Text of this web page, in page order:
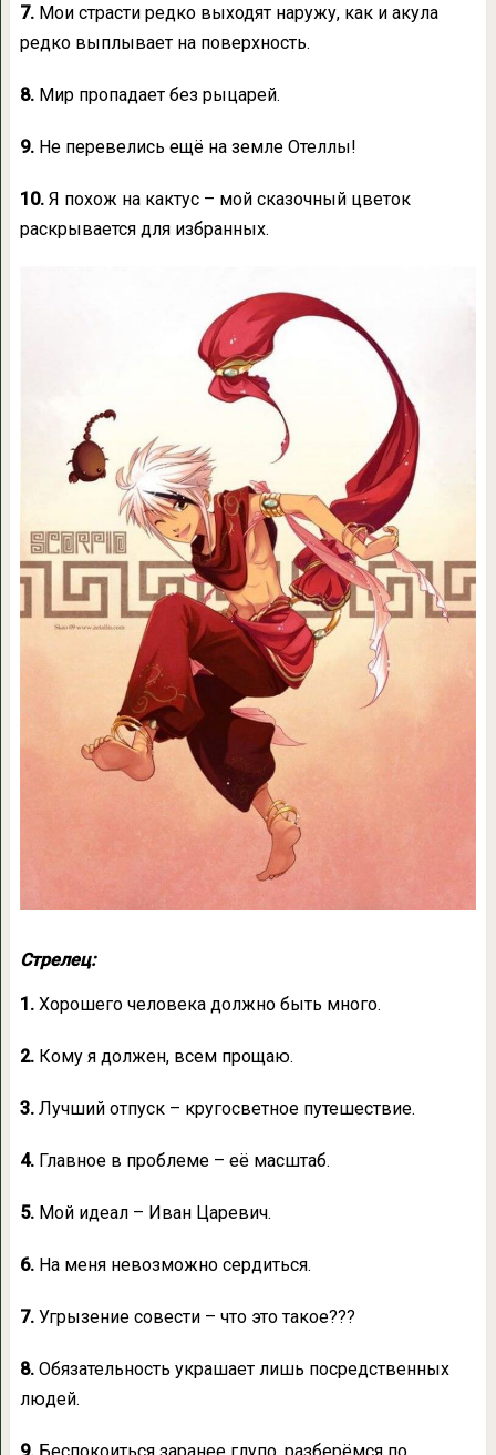
7.Мои страсти редко выходят наружу, как и акула
редко выплывает на поверхность.
8.Мир пропадает без рыцарей.
9.Не перевелись ещё на земле Отеллы!
10.Я похож на кактус – мой сказочный цветок
раскрывается для избранных.
Стрелец:
1.Хорошего человека должно быть много.
2.Кому я должен, всем прощаю.
3.Лучший отпуск – кругосветное путешествие.
4.Главное в проблеме – её масштаб.
5.Мой идеал – Иван Царевич.
6.На меня невозможно сердиться.
7.Угрызение совести – что это такое???
8.Обязательность украшает лишь посредственных
людей.